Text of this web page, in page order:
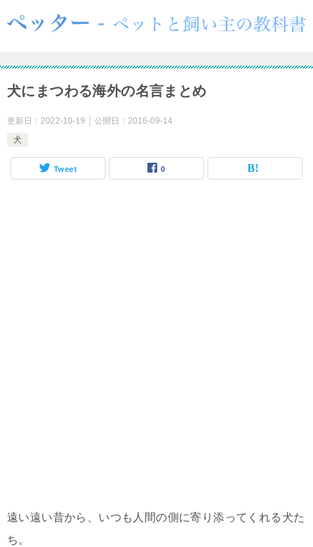
犬にまつわる海外の名言まとめ
更新日： 2022-10-19 公開日： 2016-09-14
犬
Tweet 0
遠い遠い昔から、いつも人間の側に寄り添ってくれる犬た
ち。